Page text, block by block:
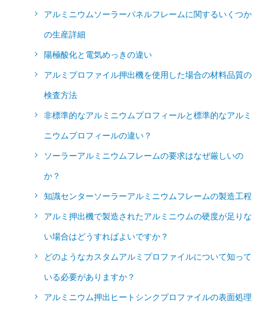
アルミニウムソーラーパネルフレームに関するいくつか
の生産詳細
陽極酸化と電気めっきの違い
アルミプロファイル押出機を使用した場合の材料品質の
検査方法
非標準的なアルミニウムプロフィールと標準的なアルミ
ニウムプロフィールの違い？
ソーラーアルミニウムフレームの要求はなぜ厳しいの
か？
知識センターソーラーアルミニウムフレームの製造工程
アルミ押出機で製造されたアルミニウムの硬度が足りな
い場合はどうすればよいですか？
どのようなカスタムアルミプロファイルについて知って
いる必要がありますか？
アルミニウム押出ヒートシンクプロファイルの表面処理